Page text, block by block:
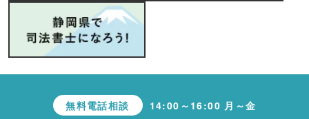
無料電話相談 14:00～16:00 月～金